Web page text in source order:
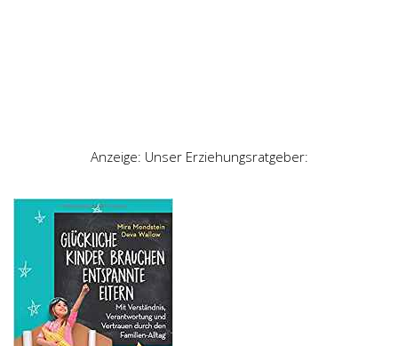
Anzeige: Unser Erziehungsratgeber: